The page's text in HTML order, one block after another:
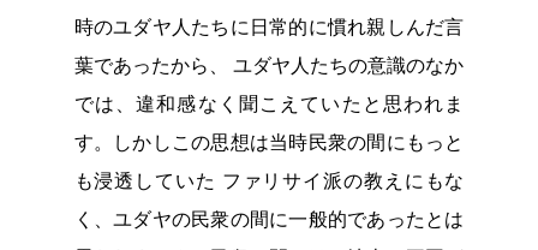
時のユダヤ人たちに日常的に慣れ親しんだ言
葉であったから、 ユダヤ人たちの意識のなか
では、違和感なく聞こえていたと思われま
す。しかしこの思想は当時民衆の間にもっと
も浸透していた ファリサイ派の教えにもな
く、ユダヤの民衆の間に一般的であったとは